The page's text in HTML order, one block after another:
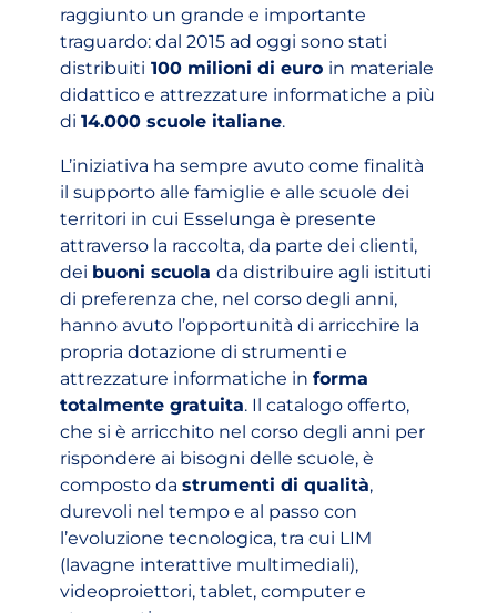
raggiunto un grande e importante
traguardo: dal 2015 ad oggi sono stati
distribuiti 100 milioni di euro in materiale
didattico e attrezzature informatiche a più
di14.000 scuole italiane.
L’iniziativa ha sempre avuto come finalità
il supporto alle famiglie e alle scuole dei
territori in cui Esselunga è presente
attraverso la raccolta, da parte dei clienti,
dei buoni scuolada distribuire agli istituti
di preferenza che, nel corso degli anni,
hanno avuto l’opportunità di arricchire la
propria dotazione di strumenti e
attrezzature informatiche informa
totalmente gratuita. Il catalogo offerto,
che si è arricchito nel corso degli anni per
rispondere ai bisogni delle scuole, è
composto dastrumenti di qualità,
durevoli nel tempo e al passo con
l’evoluzione tecnologica, tra cui LIM
(lavagne interattive multimediali),
videoproiettori, tablet, computer e